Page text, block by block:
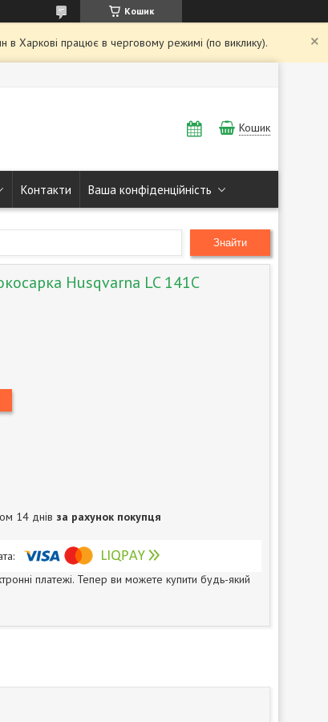
Кошик
в Харкові працює в черговому режимі (по виклику).
Кошик
Контакти Ваша конфіденційність
Знайти
Husqvarna LC 141C
14 днів за рахунок покупця
платежі. Тепер ви можете купити будь-який